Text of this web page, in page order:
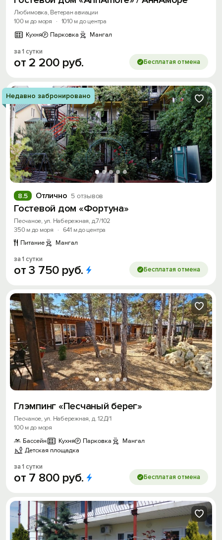
Любимовка, Ветеран авиации
100 м до моря
· 1010 м до центра
Кухня
Парковка Мангал
за 1 сутки
от 2 200 руб. Бесплатая отмена
Недавно забронировано
Отлично 5 отзывов
8.5
Гостевой дом «Фортуна»
Песчаное, ул. Набережная, д.7/102
350 м до моря
· 641 м до центра
Питание
Мангал
за 1 сутки
от3 750 руб. Бесплатая отмена
Глэмпинг «Песчаный берег»
Песчаное, ул. Набережная, д. 12Д/1
100 м до моря
Бассейн
Кухня Парковка
Мангал
Детская площадка
за 1 сутки
от 7 800 руб. Бесплатая отмена